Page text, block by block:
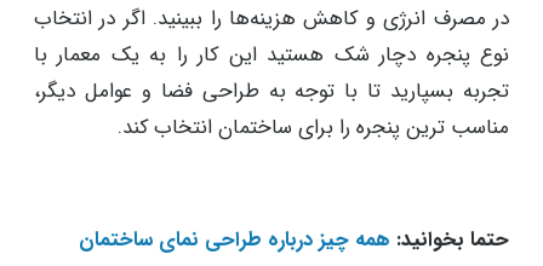
در مصرف انرژی و کاهش هزینه‌ها را ببینید. اگر در انتخاب
نوع پنجره دچار شک هستید این کار را به یک معمار با
تجربه بسپارید تا با توجه به طراحی فضا و عوامل دیگر،
مناسب‌ ترین پنجره را برای ساختمان انتخاب کند.
حتما بخوانید:همه چیز درباره طراحی نمای ساختمان